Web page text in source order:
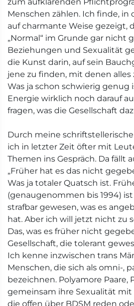
Menschen zählen. Ich finde, in
auf charmante Weise gezeigt,
„Normal“ im Grunde gar nicht
Beziehungen und Sexualität
die Kunst darin, auf sein
jene zu finden, mit denen alles
Was ja schon schwierig genug
Energie wirklich noch darauf
fragen, was die Gesellschaft
Durch meine
ich in letzter Zeit öfter mit
Themen ins Gespräch. Da fällt
„Früher hat es das nicht
Was ja totaler Quatsch ist.
(genaugenommen bis 1994)
strafbar gewesen, was es
hat. Aber ich will jetzt nicht zu
Das, was es früher nicht
Gesellschaft, die tolerant
Ich kenne inzwischen trans
Menschen, die sich als omni-,
bezeichnen. Polyamore Paare,
gemeinsam ihre Sexualität mit
die offen über BDSM reden